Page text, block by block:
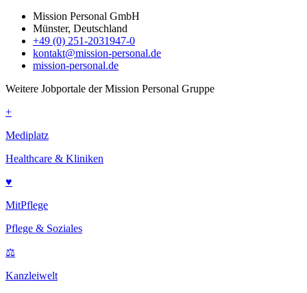
Mission Personal GmbH
Münster, Deutschland
+49 (0) 251-2031947-0
kontakt@mission-personal.de
mission-personal.de
Weitere Jobportale der Mission Personal Gruppe
+
Mediplatz
Healthcare & Kliniken
♥
MitPflege
Pflege & Soziales
⚖
Kanzleiwelt